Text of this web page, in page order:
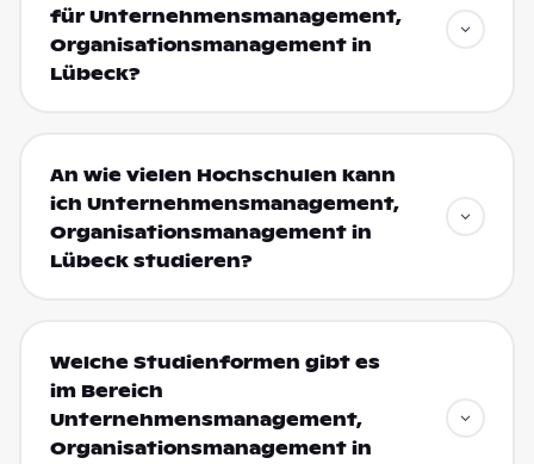
für Unternehmensmanagement,
Organisationsmanagement in
Lübeck?
An wie vielen Hochschulen kann
ich Unternehmensmanagement,
Organisationsmanagement in
Lübeck studieren?
Welche Studienformen gibt es
im Bereich
Unternehmensmanagement,
Organisationsmanagement in